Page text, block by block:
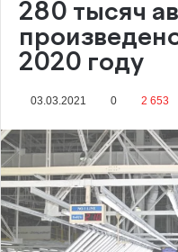
280 тысяч
2020 году
03.03.2021 0 2 653